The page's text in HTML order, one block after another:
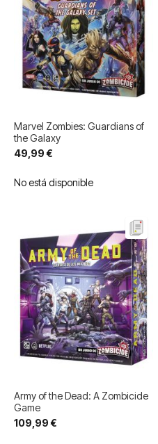
Marvel Zombies: Guardians of
the Galaxy
49,99 €
No está disponible
Army of the Dead: A Zombicide
Game
109,99 €